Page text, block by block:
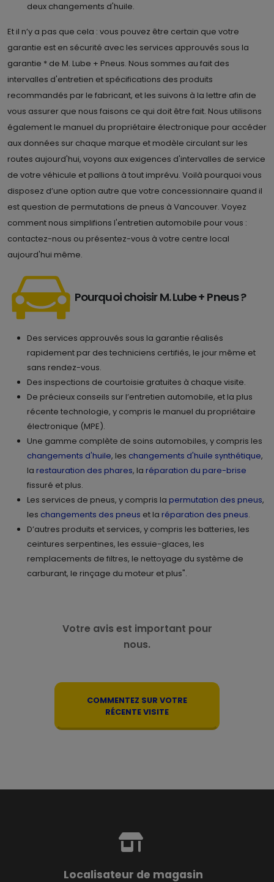
deux changements d'huile.
Et il n’y a pas que cela : vous pouvez être certain que votre
garantie est en sécurité avec les services approuvés sous la
garantie * de M. Lube + Pneus. Nous sommes au fait des
intervalles d'entretien et spécifications des produits
recommandés par le fabricant, et les suivons à la lettre afin de
vous assurer que nous faisons ce qui doit être fait. Nous utilisons
également le manuel du propriétaire électronique pour accéder
aux données sur chaque marque et modèle circulant sur les
routes aujourd'hui, voyons aux exigences d'intervalles de service
de votre véhicule et pallions à tout imprévu. Voilà pourquoi vous
disposez d’une option autre que votre concessionnaire quand il
est question de permutations de pneus à Vancouver. Voyez
comment nous simplifions l'entretien automobile pour vous :
contactez-nous ou présentez-vous à votre centre local
aujourd'hui même.
Pourquoi choisir M. Lube + Pneus ?
Des services approuvés sous la garantie réalisés
rapidement par des techniciens certifiés, le jour même et
sans rendez-vous.
Des inspections de courtoisie gratuites à chaque visite.
De précieux conseils sur l’entretien automobile, et la plus
récente technologie, y compris le manuel du propriétaire
électronique (MPE).
Une gamme complète de soins automobiles, y compris les
changements d'huile, les changements d'huile synthétique,
la restauration des phares, la réparation du pare-brise
fissuré et plus.
Les services de pneus, y compris la permutation des pneus,
les changements des pneus et la réparation des pneus.
D’autres produits et services, y compris les batteries, les
ceintures serpentines, les essuie-glaces, les
remplacements de filtres, le nettoyage du système de
carburant, le rinçage du moteur et plus".
Votre avis est important pour
nous.
COMMENTEZ SUR VOTRE
RÉCENTE VISITE
Localisateur de magasin